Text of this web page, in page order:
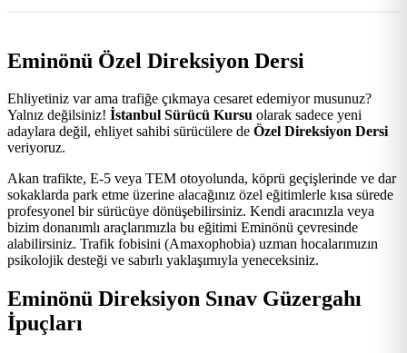
Eminönü Özel Direksiyon Dersi
Ehliyetiniz var ama trafiğe çıkmaya cesaret edemiyor musunuz?
Yalnız değilsiniz! İstanbul Sürücü Kursu olarak sadece yeni
adaylara değil, ehliyet sahibi sürücülere de Özel Direksiyon Dersi
veriyoruz.
Akan trafikte, E-5 veya TEM otoyolunda, köprü geçişlerinde ve dar
sokaklarda park etme üzerine alacağınız özel eğitimlerle kısa sürede
profesyonel bir sürücüye dönüşebilirsiniz. Kendi aracınızla veya
bizim donanımlı araçlarımızla bu eğitimi Eminönü çevresinde
alabilirsiniz. Trafik fobisini (Amaxophobia) uzman hocalarımızın
psikolojik desteği ve sabırlı yaklaşımıyla yeneceksiniz.
Eminönü Direksiyon Sınav Güzergahı
İpuçları